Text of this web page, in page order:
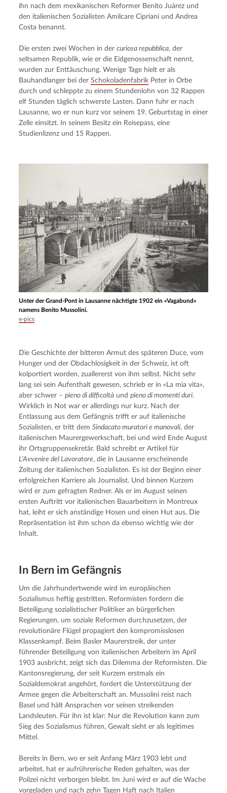
ihn nach dem mexikanischen Reformer Benito Juárez und
den italienischen Sozialisten Amilcare Cipriani und Andrea
Costa benannt.
Die ersten zwei Wochen in der curiosa repubblica, der
seltsamen Republik, wie er die Eidgenossenschaft nennt,
wurden zur Enttäuschung. Wenige Tage hielt er als
Bauhandlanger bei der Schokoladenfabrik Peter in Orbe
durch und schleppte zu einem Stundenlohn von 32 Rappen
elf Stunden täglich schwerste Lasten. Dann fuhr er nach
Lausanne, wo er nun kurz vor seinem 19. Geburtstag in einer
Zelle einsitzt. In seinem Besitz ein Reisepass, eine
Studienlizenz und 15 Rappen.
Unter der Grand-Pont in Lausanne nächtigte 1902 ein «Vagabund»
namens Benito Mussolini.
e-pics
Die Geschichte der bitteren Armut des späteren Duce, vom
Hunger und der Obdachlosigkeit in der Schweiz, ist oft
kolportiert worden, zuallererst von ihm selbst. Nicht sehr
lang sei sein Aufenthalt gewesen, schrieb er in «La mia vita»,
aber schwer – pieno di difficoltà und pieno di momenti duri.
Wirklich in Not war er allerdings nur kurz. Nach der
Entlassung aus dem Gefängnis trifft er auf italienische
Sozialisten, er tritt dem Sindacato muratori e manovali, der
italienischen Maurergewerkschaft, bei und wird Ende August
L’Avvenire del Lavoratore, die in Lausanne erscheinende
Zeitung der italienischen Sozialisten. Es ist der Beginn einer
erfolgreichen Karriere als Journalist. Und binnen Kurzem
wird er zum gefragten Redner. Als er im August seinen
ersten Auftritt vor italienischen Bauarbeitern in Montreux
hat, leiht er sich anständige Hosen und einen Hut aus. Die
Repräsentation ist ihm schon da ebenso wichtig wie der
Inhalt.
In Bern im Gefängnis
Um die Jahrhundertwende wird im europäischen
Sozialismus heftig gestritten. Reformisten fordern die
Beteiligung sozialistischer Politiker an bürgerlichen
Regierungen, um soziale Reformen durchzusetzen, der
revolutionäre Flügel propagiert den kompromisslosen
Klassenkampf. Beim Basler Maurerstreik, der unter
führender Beteiligung von italienischen Arbeitern im April
1903 ausbricht, zeigt sich das Dilemma der Reformisten. Die
Kantonsregierung, der seit Kurzem erstmals ein
Sozialdemokrat angehört, fordert die Unterstützung der
Armee gegen die Arbeiterschaft an. Mussolini reist nach
Basel und hält Ansprachen vor seinen streikenden
Landsleuten. Für ihn ist klar: Nur die Revolution kann zum
Sieg des Sozialismus führen, Gewalt sieht er als legitimes
Mittel.
Bereits in Bern, wo er seit Anfang März 1903 lebt und
arbeitet, hat er aufrührerische Reden gehalten, was der
Polizei nicht verborgen bleibt. Im Juni wird er auf die Wache
vorgeladen und nach zehn Tagen Haft nach Italien